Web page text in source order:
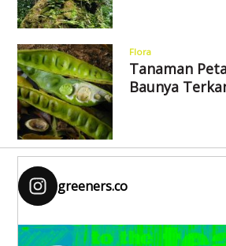
Flora
Tanaman
Baunya
greeners.co